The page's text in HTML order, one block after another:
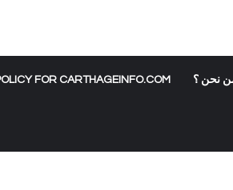
نحن ؟ FOR CARTHAGEINFO.COM